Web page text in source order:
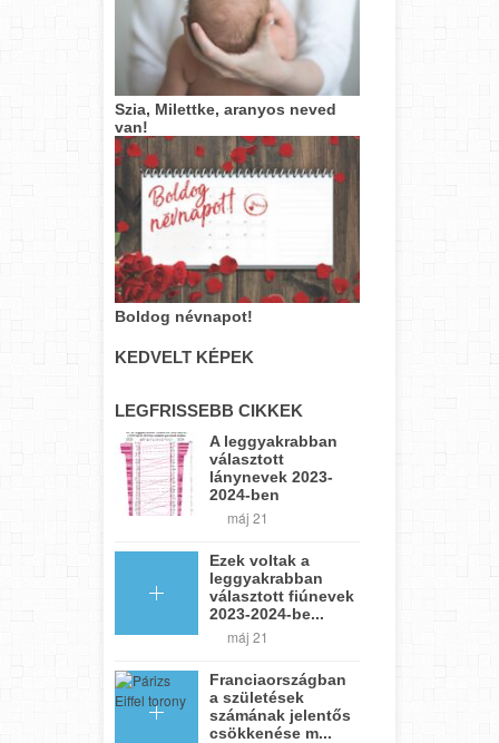
Szia, Milettke, aranyos neved
van!
Boldog névnapot!
KEDVELT KÉPEK
LEGFRISSEBB CIKKEK
A leggyakrabban
választott
lánynevek 2023-
2024-ben
máj 21
Ezek voltak a
leggyakrabban
választott fiúnevek
2023-2024-be...
máj 21
Franciaországban
a születések
számának jelentős
csökkenése m...